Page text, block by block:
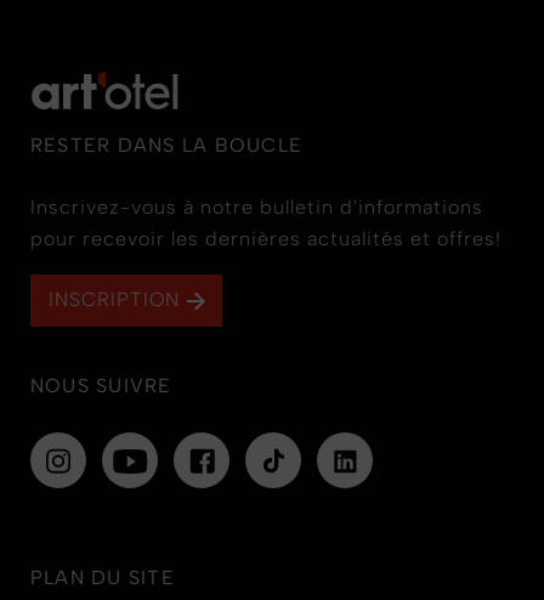
RESTER DANS LA BOUCLE
Inscrivez-vous à notre bulletin d'informations
pour recevoir les dernières actualités et offres!
INSCRIPTION
NOUS SUIVRE
PLAN DU SITE